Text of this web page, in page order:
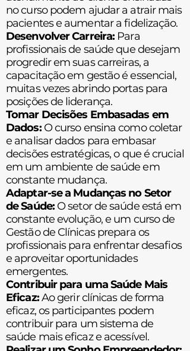
no curso podem ajudar a atrair mais
pacientes e aumentar a fidelização.
Desenvolver Carreira: Para
profissionais de saúde que desejam
progredir em suas carreiras, a
capacitação em gestão é essencial,
muitas vezes abrindo portas para
posições de liderança.
Tomar Decisões Embasadas em
Dados:O curso ensina como coletar
e analisar dados para embasar
decisões estratégicas, o que é crucial
em um ambiente de saúde em
constante mudança.
Adaptar-se a Mudanças no Setor
de Saúde:O setor de saúde está em
constante evolução, e um curso de
Gestão de Clínicas prepara os
profissionais para enfrentar desafios
e aproveitar oportunidades
emergentes.
Contribuir para uma Saúde Mais
Eficaz:Ao gerir clínicas de forma
eficaz, os participantes podem
contribuir para um sistema de
saúde mais eficaz e acessível.